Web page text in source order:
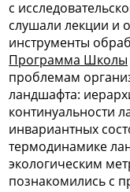
с
слушали лекции и
инструменты
Программа Школы
проблемам
ландшафта:
континуальности
инвариантных
термодинамике
экологическим
познакомились с